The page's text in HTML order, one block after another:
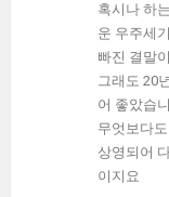
혹시나 하
운 우주세
빠진 결말
그래도 20
어 좋았습
무엇보다
상영되어
이지요